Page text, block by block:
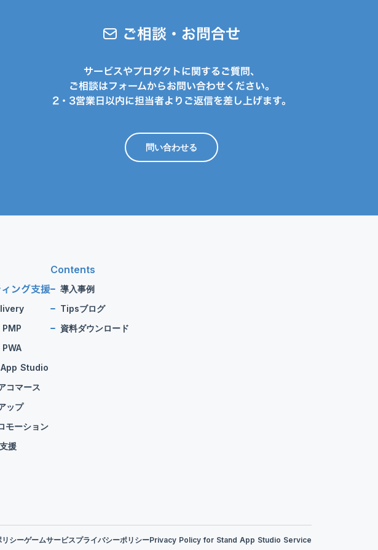
ご相談・お問合せ
サービスやプロダクトに関するご質問、
ご相談はフォームからお問い合わせください。
2・3営業日以内に担当者よりご返信を差し上げます。
問い合わせる
ング支援
Studio
コマース
ップ
モーション
援
Contents
導入事例
Tipsブログ
資料ダウンロード
リシーゲームサービスプライバシーポリシーPrivacy Policy for Stand App Studio Service